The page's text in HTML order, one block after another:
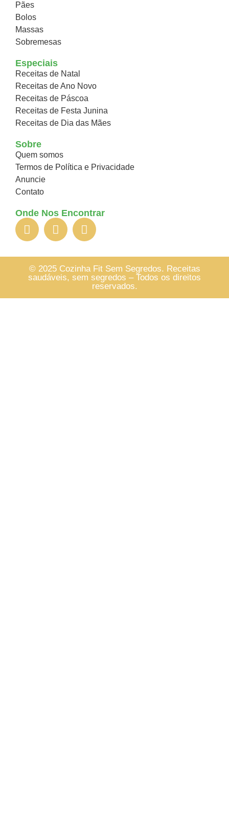
Pães
Bolos
Massas
Sobremesas
Especiais
Receitas de Natal
Receitas de Ano Novo
Receitas de Páscoa
Receitas de Festa Junina
Receitas de Dia das Mães
Sobre
Quem somos
Termos de Política e Privacidade
Anuncie
Contato
Onde Nos Encontrar
© 2025 Cozinha Fit Sem Segredos. Receitas
saudáveis, sem segredos – Todos os direitos
reservados.